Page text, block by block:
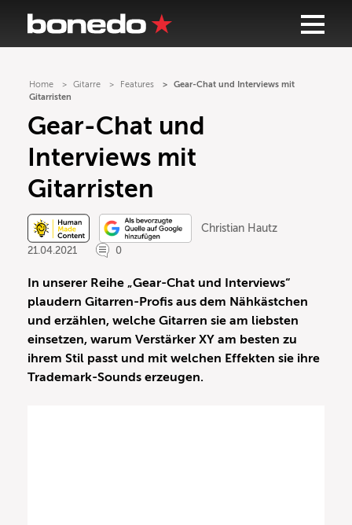
Home Gitarre Features
Gear-Chat und Interviews mit
Gitarristen
Gear-Chat und
Interviews mit
Gitarristen
Christian Hautz
21.04.2021
0
In unserer Reihe „Gear-Chat und Interviews“
plaudern Gitarren-Profis aus dem Nähkästchen
und erzählen, welche Gitarren sie am liebsten
einsetzen, warum Verstärker XY am besten zu
ihrem Stil passt und mit welchen Effekten sie ihre
Trademark-Sounds erzeugen.